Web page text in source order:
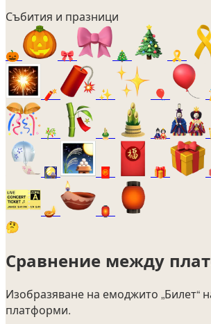
Събития и празници
🎃 🎀 🎄 🎗️
🧨 ✨ 🎈
🎋 🎍 🎎
🎑 🧧 🎁
🪔
🏮
🤔
Сравнение между
Изобразяване на емоджито „Билет“
платформи.